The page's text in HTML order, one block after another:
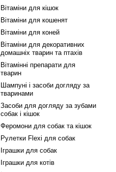
Вітаміни для кішок
Вітаміни для кошенят
Вітаміни для коней
Вітаміни для декоративних
домашніх тварин та птахів
Вітамінні препарати для
тварин
Шампуні і засоби догляду за
тваринами
Засоби для догляду за зубами
собак і кішок
Феромони для собак та кішок
Рулетки Flexi для собак
Іграшки для собак
Іграшки для котів